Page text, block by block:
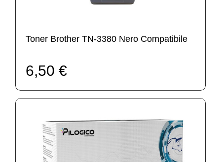
Toner Brother TN-3380 Nero Compatibile
6,50 €